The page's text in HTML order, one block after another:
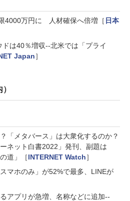
4000万円に 人材確保へ倍増［ 日本
は40％増収--北米では「プライ
Japan］
「メタバース」は大衆化するのか？
ネット白書2022」発刊、副題は
道」［INTERNET Watch］
マホのみ」が52%で最多、LINEが
アプリが急増、名称などに追加--